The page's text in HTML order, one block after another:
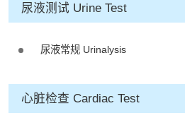
尿液测试 Urine Test
尿液常规 Urinalysis
心脏检查 Cardiac Test